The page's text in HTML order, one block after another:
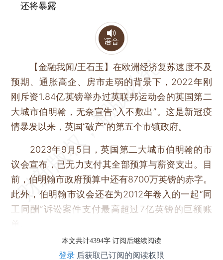
还将暴露
语音
【金融我闻/王石玉】在欧洲经济复苏速度不及
预期、通胀高企、房市走弱的背景下，2022年刚
刚斥资1.84亿英镑举办过英联邦运动会的英国第二
大城市伯明翰，无奈宣告“入不敷出”。这是新冠疫
情暴发以来，英国“破产”的第五个市镇政府。
2023年9月5日，英国第二大城市伯明翰的市
议会宣布，已无力支付其全部预算与薪资支出。目
前，伯明翰市政府预算中还有8700万英镑的赤字。
此外，伯明翰市议会还在为2012年卷入的一起“同
工同酬”诉讼案件支付最高超过7亿英镑的巨额账
单。
本文共计4394字 订阅后继续阅读
登录 后获取已订阅的阅读权限